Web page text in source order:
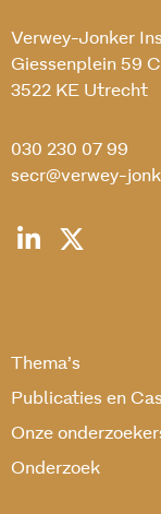
Verwey-Jonker
Giessenplein 59 C
3522 KE Utrecht
030 230 07 99
secr@verwey-
Thema’s
Publicaties en
Onze
Onderzoek